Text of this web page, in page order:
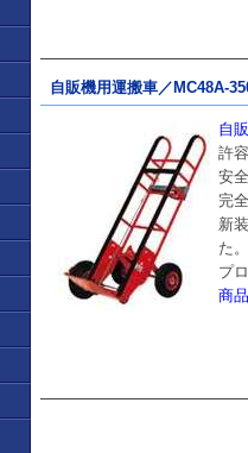
自販機用運搬車／MC48A-
自
許
安
完
新
た。
プ
商